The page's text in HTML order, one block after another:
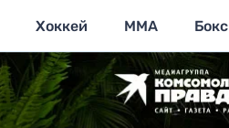
Хоккей MMA Бокс